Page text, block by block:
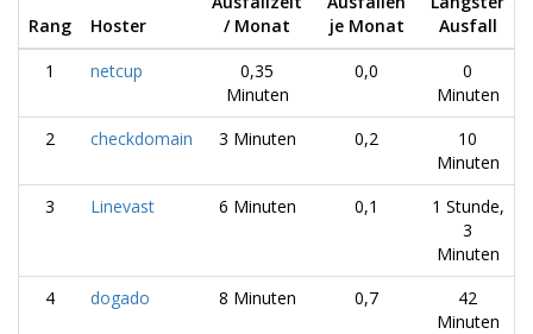
Rang Hoster
/ Monat
je Monat
Ausfall
1
netcup
0,35
Minuten
0,0
0
Minuten
2
checkdomain 3 Minuten 0,2
10
Minuten
3
Linevast 6 Minuten 0,1
1 Stunde,
3
Minuten
4
dogado 8 Minuten 0,7
42
Minuten